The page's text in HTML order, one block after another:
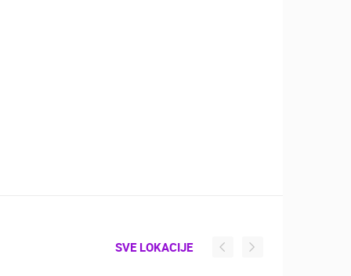
SVE LOKACIJE